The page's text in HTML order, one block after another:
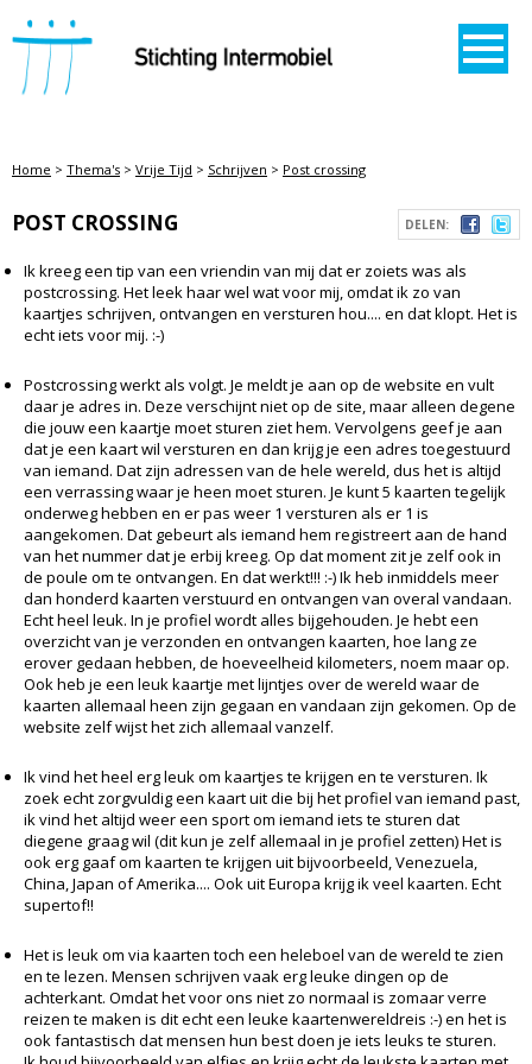
STICHTING INTERMOBIEL
Home > Thema's > Vrije Tijd > Schrijven > Post crossing
DELEN:
POST CROSSING
Ik kreeg een tip van een vriendin van mij dat er zoiets was als
postcrossing. Het leek haar wel wat voor mij, omdat ik zo van
kaartjes schrijven, ontvangen en versturen hou.... en dat klopt. Het is
echt iets voor mij. :-)
Postcrossing werkt als volgt. Je meldt je aan op de website en vult
daar je adres in. Deze verschijnt niet op de site, maar alleen degene
die jouw een kaartje moet sturen ziet hem. Vervolgens geef je aan
dat je een kaart wil versturen en dan krijg je een adres toegestuurd
van iemand. Dat zijn adressen van de hele wereld, dus het is altijd
een verrassing waar je heen moet sturen. Je kunt 5 kaarten tegelijk
onderweg hebben en er pas weer 1 versturen als er 1 is
aangekomen. Dat gebeurt als iemand hem registreert aan de hand
van het nummer dat je erbij kreeg. Op dat moment zit je zelf ook in
de poule om te ontvangen. En dat werkt!!! :-) Ik heb inmiddels meer
dan honderd kaarten verstuurd en ontvangen van overal vandaan.
Echt heel leuk. In je profiel wordt alles bijgehouden. Je hebt een
overzicht van je verzonden en ontvangen kaarten, hoe lang ze
erover gedaan hebben, de hoeveelheid kilometers, noem maar op.
Ook heb je een leuk kaartje met lijntjes over de wereld waar de
kaarten allemaal heen zijn gegaan en vandaan zijn gekomen. Op de
website zelf wijst het zich allemaal vanzelf.
Ik vind het heel erg leuk om kaartjes te krijgen en te versturen. Ik
zoek echt zorgvuldig een kaart uit die bij het profiel van iemand past,
ik vind het altijd weer een sport om iemand iets te sturen dat
diegene graag wil (dit kun je zelf allemaal in je profiel zetten) Het is
ook erg gaaf om kaarten te krijgen uit bijvoorbeeld, Venezuela,
China, Japan of Amerika.... Ook uit Europa krijg ik veel kaarten. Echt
supertof!!
Het is leuk om via kaarten toch een heleboel van de wereld te zien
en te lezen. Mensen schrijven vaak erg leuke dingen op de
achterkant. Omdat het voor ons niet zo normaal is zomaar verre
reizen te maken is dit echt een leuke kaartenwereldreis :-) en het is
ook fantastisch dat mensen hun best doen je iets leuks te sturen.